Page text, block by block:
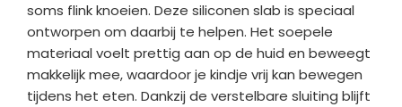
soms flink knoeien. Deze siliconen slab is speciaal
ontworpen om daarbij te helpen. Het soepele
materiaal voelt prettig aan op de huid en beweegt
makkelijk mee, waardoor je kindje vrij kan bewegen
tijdens het eten. Dankzij de verstelbare sluiting blijft